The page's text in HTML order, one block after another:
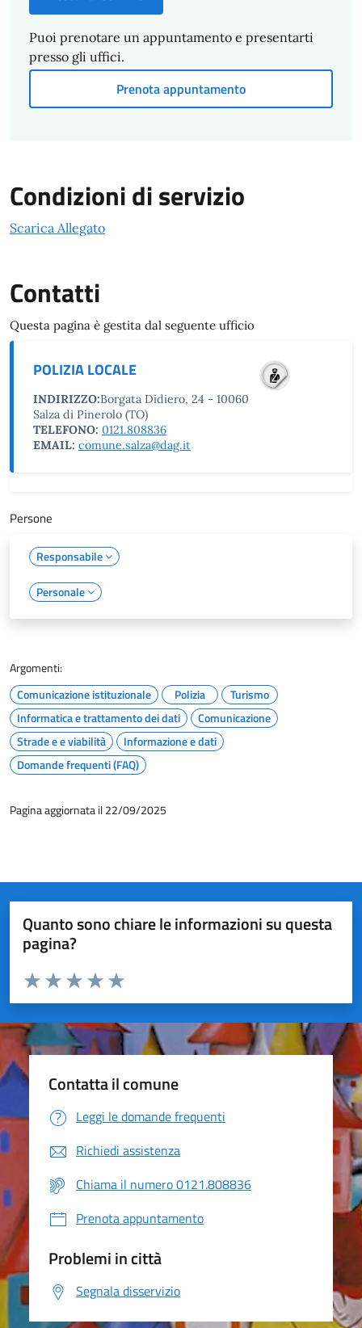
Puoi prenotare un appuntamento e presentarti
presso gli uffici.
Prenota appuntamento
Condizioni di servizio
Scarica Allegato
Contatti
Questa pagina è gestita dal seguente ufficio
POLIZIA LOCALE
INDIRIZZO:Borgata Didiero, 24 - 10060
Salza di Pinerolo (TO)
TELEFONO: 0121.808836
EMAIL: comune.salza@dag.it
Persone
Responsabile
Personale
Argomenti:
Comunicazione istituzionale
Polizia
Turismo
Informatica e trattamento dei dati
Comunicazione
Strade e e viabilità
Informazione e dati
Domande frequenti (FAQ)
Pagina aggiornata il 22/09/2025
Quanto sono chiare le informazioni su questa
pagina?
Valuta da 1 a 5 stelle la pagina
Valuta 5 stelle su 5
Valuta 4 stelle su 5
Valuta 3 stelle su 5
Valuta 2 stelle su 5
Valuta 1 stelle su 5
Contatta il comune
Leggi le domande frequenti
Richiedi assistenza
Chiama il numero 0121.808836
Prenota appuntamento
Problemi in città
Segnala disservizio